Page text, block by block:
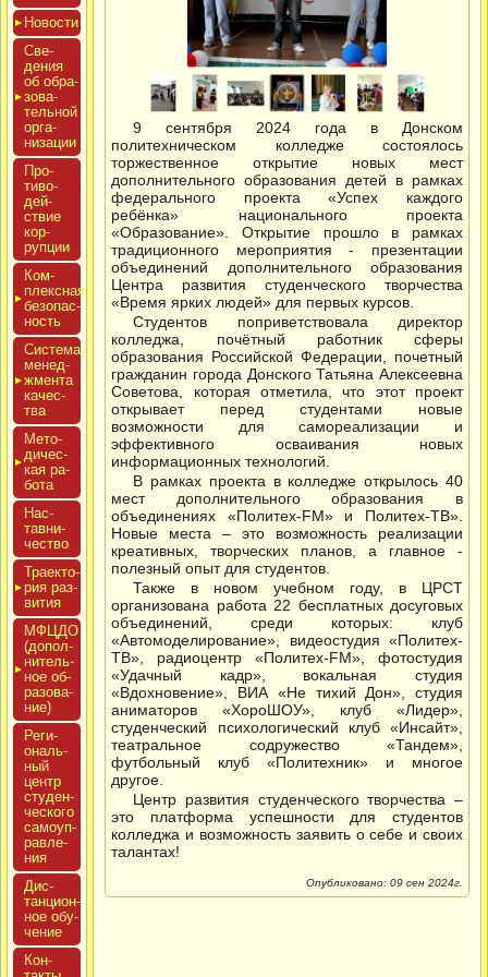
Новос­ти
Све­
дения
об об­ра­
зова­
тель­ной
ор­га­
низа­ции
Про­
тиво­
дей­
ствие
кор­
рупции
Ком­
плексная
бе­зопас­
ность
Сис­те­ма
ме­нед­
жмен­та
ка­чес­
тва
Мето­
дичес­
кая ра­
бота
Нас­
тавни­
чес­тво
Тра­ек­то­
рия раз­
ви­тия
МФЦДО
(до­пол­
ни­тель­
ное об­
ра­зова­
ние)
Реги­
ональ­
ный
центр
сту­ден­
ческо­го
са­мо­уп­
равле­
ния
Дис­
танци­он­
ное обу­
чение
Кон­
9 сентября 2024 года в Донском
политехническом колледже состоялось
торжественное открытие новых мест
дополнительного образования детей в рамках
федерального проекта «Успех каждого
ребёнка» национального проекта
«Образование». Открытие прошло в рамках
традиционного мероприятия - презентации
объединений дополнительного образования
Центра развития студенческого творчества
«Время ярких людей» для первых курсов.
Студентов поприветствовала директор
колледжа, почётный работник сферы
образования Российской Федерации, почетный
гражданин города Донского Татьяна Алексеевна
Советова, которая отметила, что этот проект
открывает перед студентами новые
возможности для самореализации и
эффективного осваивания новых
информационных технологий.
В рамках проекта в колледже открылось 40
мест дополнительного образования в
объединениях «Политех-FM» и Политех-ТВ».
Новые места – это возможность реализации
креативных, творческих планов, а главное -
полезный опыт для студентов.
Также в новом учебном году, в ЦРСТ
организована работа 22 бесплатных досуговых
объединений, среди которых: клуб
«Автомоделирование», видеостудия «Политех-
ТВ», радиоцентр «Политех-FM», фотостудия
«Удачный кадр», вокальная студия
«Вдохновение», ВИА «Не тихий Дон», студия
аниматоров «ХороШОУ», клуб «Лидер»,
студенческий психологический клуб «Инсайт»,
театральное содружество «Тандем»,
футбольный клуб «Политехник» и многое
другое.
Центр развития студенческого творчества –
это платформа успешности для студентов
колледжа и возможность заявить о себе и своих
талантах!
Опубликовано: 09 сен 2024г.